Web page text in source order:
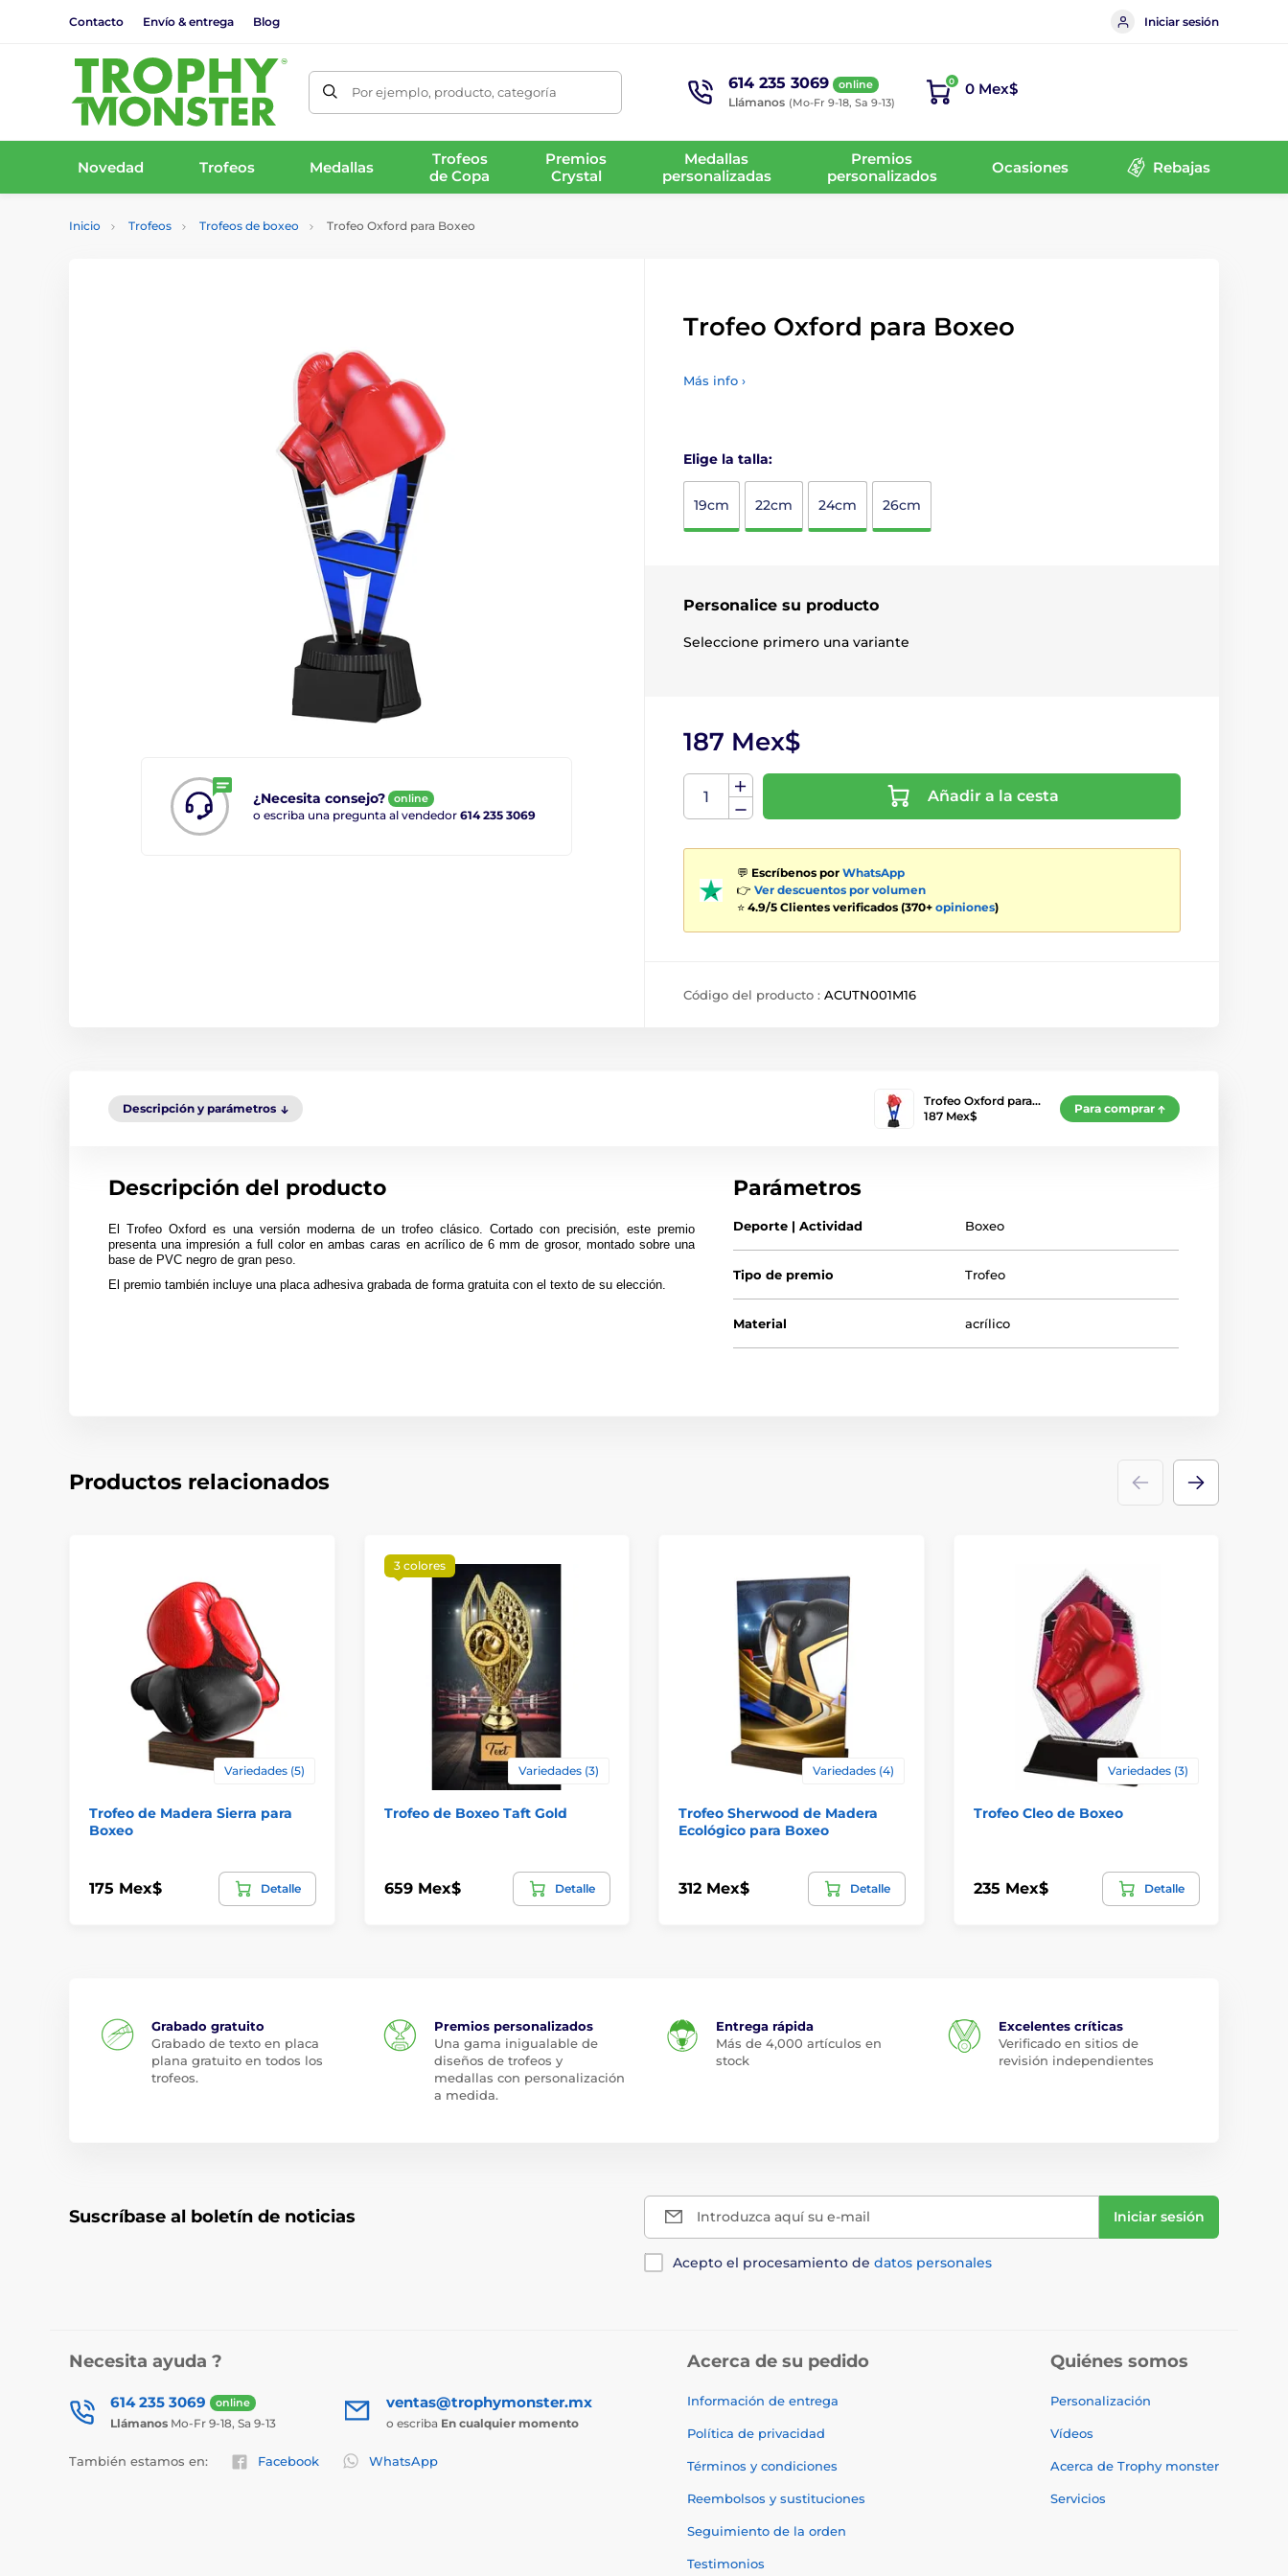
Contacto Envío & entrega Blog Iniciar sesión
Por ejemplo, producto, categoría 614 235 3069 online
Llámanos (Mo-Fr 9-18, Sa 9-13)
0 0 Mex$
Novedad Trofeos Medallas
Trofeos
de Copa
Premios
Crystal
Medallas
personalizadas
Premios
personalizados
Ocasiones Rebajas
Inicio Trofeos Trofeos de boxeo Trofeo Oxford para Boxeo
¿Necesita consejo? online
o escriba una pregunta al vendedor 614 235 3069
Trofeo Oxford para Boxeo
Más info ›
Elige la talla:
19cm 22cm 24cm 26cm
Personalice su producto
Seleccione primero una variante
187 Mex$
Añadir a la cesta
💬 Escríbenos por WhatsApp
👉 Ver descuentos por volumen
⭐ 4.9/5 Clientes verificados (370+ opiniones)
Código del producto : ACUTN001M16
Descripción y parámetros
Trofeo Oxford para…
187 Mex$
Para comprar
Descripción del producto
El Trofeo Oxford es una versión moderna de un trofeo clásico. Cortado con precisión, este premio
presenta una impresión a full color en ambas caras en acrílico de 6 mm de grosor, montado sobre una
base de PVC negro de gran peso.
El premio también incluye una placa adhesiva grabada de forma gratuita con el texto de su elección.
Parámetros
Deporte | Actividad Boxeo
Tipo de premio Trofeo
Material acrílico
Productos relacionados
Variedades (5)
Trofeo de Madera Sierra para
Boxeo
175 Mex$ Detalle
3 colores
Variedades (3)
Trofeo de Boxeo Taft Gold
659 Mex$ Detalle
Variedades (4)
Trofeo Sherwood de Madera
Ecológico para Boxeo
312 Mex$ Detalle
Variedades (3)
Trofeo Cleo de Boxeo
235 Mex$ Detalle
Grabado gratuito
Grabado de texto en placa
plana gratuito en todos los
trofeos.
Premios personalizados
Una gama inigualable de
diseños de trofeos y
medallas con personalización
a medida.
Entrega rápida
Más de 4,000 artículos en
stock
Excelentes críticas
Verificado en sitios de
revisión independientes
Suscríbase al boletín de noticias Introduzca aquí su e-mail Iniciar sesión
Acepto el procesamiento de datos personales
Necesita ayuda ?
614 235 3069 online
Llámanos Mo-Fr 9-18, Sa 9-13
ventas@trophymonster.mx
o escriba En cualquier momento
También estamos en: Facebook WhatsApp
Acerca de su pedido
Información de entrega
Política de privacidad
Términos y condiciones
Reembolsos y sustituciones
Seguimiento de la orden
Testimonios
Quiénes somos
Personalización
Vídeos
Acerca de Trophy monster
Servicios